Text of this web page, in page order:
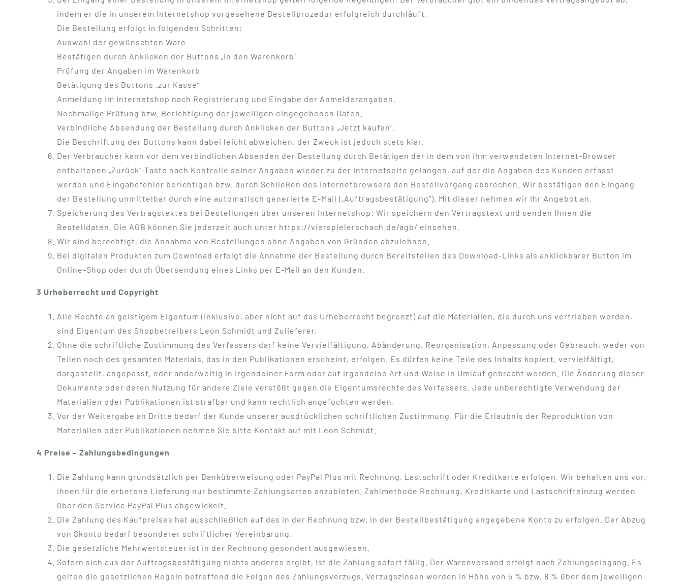
indem er die in unserem Internetshop vorgesehene Bestellprozedur erfolgreich durchläuft.
Die Bestellung erfolgt in folgenden Schritten:
Auswahl der gewünschten Ware
Bestätigen durch Anklicken der Buttons „in den Warenkorb“
Prüfung der Angaben im Warenkorb
Betätigung des Buttons „zur Kasse“
Anmeldung im Internetshop nach Registrierung und Eingabe der Anmelderangaben.
Nochmalige Prüfung bzw. Berichtigung der jeweiligen eingegebenen Daten.
Verbindliche Absendung der Bestellung durch Anklicken der Buttons „Jetzt kaufen“.
Die Beschriftung der Buttons kann dabei leicht abweichen, der Zweck ist jedoch stets klar.
Der Verbraucher kann vor dem verbindlichen Absenden der Bestellung durch Betätigen der in dem von ihm verwendeten Internet-Browser
enthaltenen „Zurück“-Taste nach Kontrolle seiner Angaben wieder zu der Internetseite gelangen, auf der die Angaben des Kunden erfasst
werden und Eingabefehler berichtigen bzw. durch Schließen des Internetbrowsers den Bestellvorgang abbrechen. Wir bestätigen den Eingang
der Bestellung unmittelbar durch eine automatisch generierte E-Mail („Auftragsbestätigung“). Mit dieser nehmen wir Ihr Angebot an.
Speicherung des Vertragstextes bei Bestellungen über unseren Internetshop: Wir speichern den Vertragstext und senden Ihnen die
Bestelldaten. Die AGB können Sie jederzeit auch unter https://vierspielerschach.de/agb/ einsehen.
Wir sind berechtigt, die Annahme von Bestellungen ohne Angaben von Gründen abzulehnen.
Bei digitalen Produkten zum Download erfolgt die Annahme der Bestellung durch Bereitstellen des Download-Links als anklickbarer Button im
Online-Shop oder durch Übersendung eines Links per E-Mail an den Kunden.
3 Urheberrecht und Copyright
Alle Rechte an geistigem Eigentum (inklusive, aber nicht auf das Urheberrecht begrenzt) auf die Materialien, die durch uns vertrieben werden,
sind Eigentum des Shopbetreibers Leon Schmidt und Zulieferer.
Ohne die schriftliche Zustimmung des Verfassers darf keine Vervielfältigung, Abänderung, Reorganisation, Anpassung oder Gebrauch, weder von
Teilen noch des gesamten Materials, das in den Publikationen erscheint, erfolgen. Es dürfen keine Teile des Inhalts kopiert, vervielfältigt,
dargestellt, angepasst, oder anderweitig in irgendeiner Form oder auf irgendeine Art und Weise in Umlauf gebracht werden. Die Änderung dieser
Dokumente oder deren Nutzung für andere Ziele verstößt gegen die Eigentumsrechte des Verfassers. Jede unberechtigte Verwendung der
Materialien oder Publikationen ist strafbar und kann rechtlich angefochten werden.
Vor der Weitergabe an Dritte bedarf der Kunde unserer ausdrücklichen schriftlichen Zustimmung. Für die Erlaubnis der Reproduktion von
Materialien oder Publikationen nehmen Sie bitte Kontakt auf mit Leon Schmidt.
4 Preise – Zahlungsbedingungen
Die Zahlung kann grundsätzlich per Banküberweisung oder PayPal Plus mit Rechnung, Lastschrift oder Kreditkarte erfolgen. Wir behalten uns vor,
Ihnen für die erbetene Lieferung nur bestimmte Zahlungsarten anzubieten. Zahlmethode Rechnung, Kreditkarte und Lastschrifteinzug werden
über den Service PayPal Plus abgewickelt.
Die Zahlung des Kaufpreises hat ausschließlich auf das in der Rechnung bzw. in der Bestellbestätigung angegebene Konto zu erfolgen. Der Abzug
von Skonto bedarf besonderer schriftlicher Vereinbarung.
Die gesetzliche Mehrwertsteuer ist in der Rechnung gesondert ausgewiesen.
Sofern sich aus der Auftragsbestätigung nichts anderes ergibt, ist die Zahlung sofort fällig. Der Warenversand erfolgt nach Zahlungseingang. Es
gelten die gesetzlichen Regeln betreffend die Folgen des Zahlungsverzugs. Verzugszinsen werden in Höhe von 5 % bzw. 8 % über dem jeweiligen